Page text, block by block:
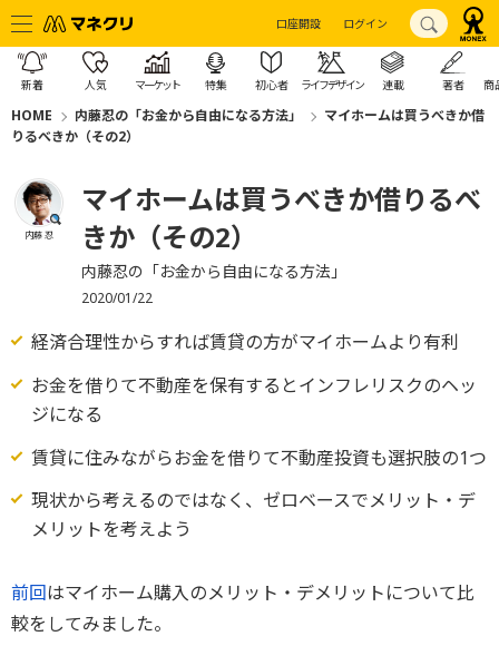
口座開設 ログイン
新着 人気 マーケット 特集 初心者 ライフデザイン 連載 著者 商
HOME 内藤忍の「お金から自由になる方法」
マイホームは買うべきか借
りるべきか（その2）
内藤 忍
マイホームは買うべきか借りるべ
きか（その2）
内藤忍の「お金から自由になる方法」
2020/01/22
経済合理性からすれば賃貸の方がマイホームより有利
お金を借りて不動産を保有するとインフレリスクのヘッ
ジになる
賃貸に住みながらお金を借りて不動産投資も選択肢の1つ
現状から考えるのではなく、ゼロベースでメリット・デ
メリットを考えよう
前回はマイホーム購入のメリット・デメリットについて比
較をしてみました。